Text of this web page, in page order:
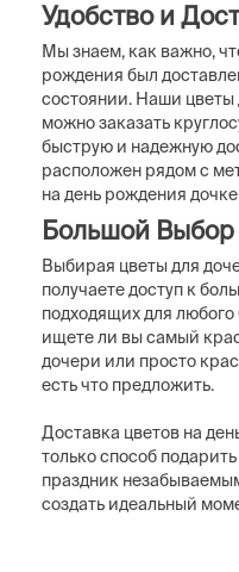
Удобство и
Мы знаем, как важно,
рождения был
состоянии. Наши цветы
можно заказать
быструю и надежную
расположен рядом с
на день рождения
Большой
Выбирая цветы для
получаете доступ к
подходящих для
ищете ли вы самый
дочери или просто
есть что предложить.
Доставка цветов на
только способ
праздник
создать идеальный